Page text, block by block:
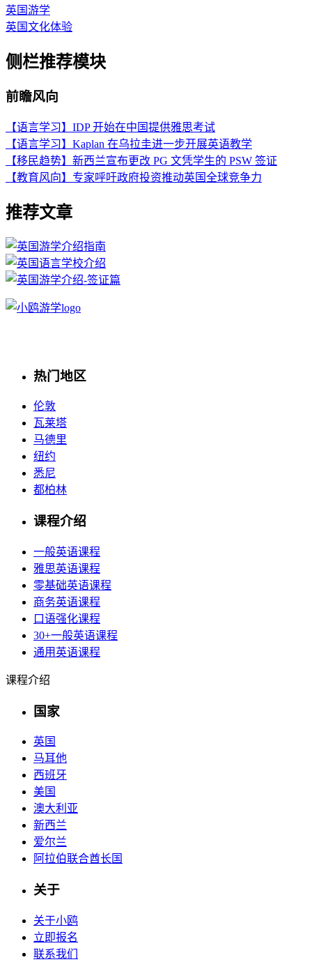
英国游学
英国文化体验
侧栏推荐模块
前瞻风向
【语言学习】IDP 开始在中国提供雅思考试
【语言学习】Kaplan 在乌拉圭进一步开展英语教学
【移民趋势】新西兰宣布更改 PG 文凭学生的 PSW 签证
【教育风向】专家呼吁政府投资推动英国全球竞争力
推荐文章
热门地区
伦敦
瓦莱塔
马德里
纽约
悉尼
都柏林
课程介绍
一般英语课程
雅思英语课程
零基础英语课程
商务英语课程
口语强化课程
30+一般英语课程
通用英语课程
课程介绍
国家
英国
马耳他
西班牙
美国
澳大利亚
新西兰
爱尔兰
阿拉伯联合酋长国
关于
关于小鸥
立即报名
联系我们